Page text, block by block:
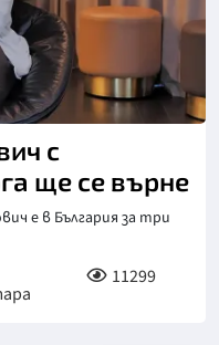
с
ще се върне
е в България за три
11299